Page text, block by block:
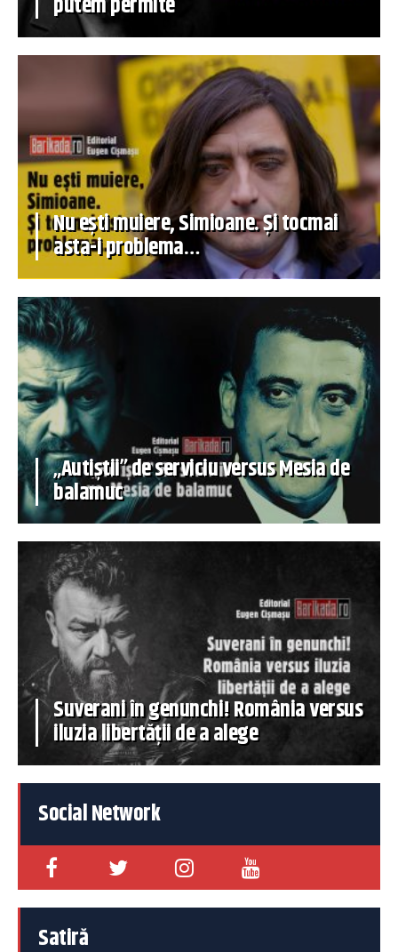
Nu ești muiere, Simioane. Și tocmai
asta-i problema…
„Autiștii” de serviciu versus Mesia de
balamuc
Suverani în genunchi! România versus
iluzia libertății de a alege
Social Network
Satiră